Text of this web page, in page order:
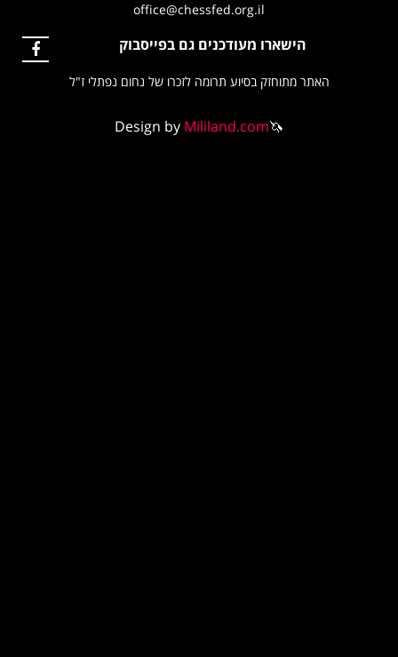
office@chessfed.org.il
הישארו מעודכנים גם בפייסבוק
האתר מתוחזק בסיוע תרומה לזכרו של נחום נפתלי ז"ל
Design byMililand.com